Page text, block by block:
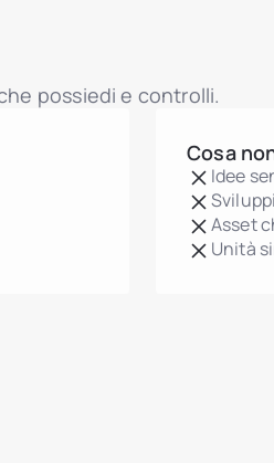
possiedi e controlli.
Cosa
Idee
Asset
Unità